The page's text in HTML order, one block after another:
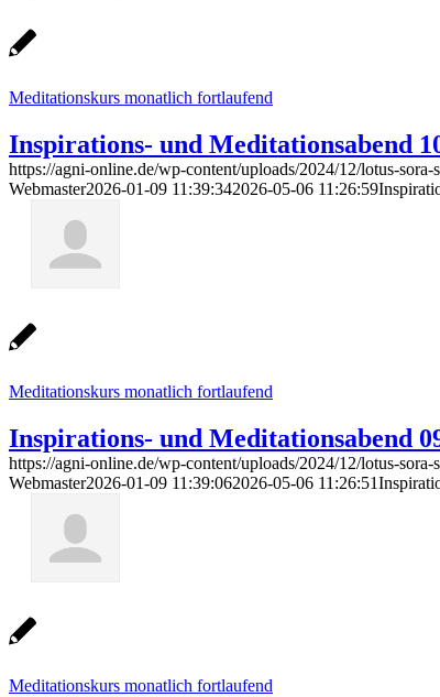
Meditationskurs monatlich fortlaufend
Inspirations- und Meditationsabend
https://agni-online.de/wp-content/uploads/2024/12/lotus-
Webmaster2026-01-09 11:39:342026-05-06 11:26:59
Meditationskurs monatlich fortlaufend
Inspirations- und Meditationsabend
https://agni-online.de/wp-content/uploads/2024/12/lotus-
Webmaster2026-01-09 11:39:062026-05-06 11:26:51
Meditationskurs monatlich fortlaufend